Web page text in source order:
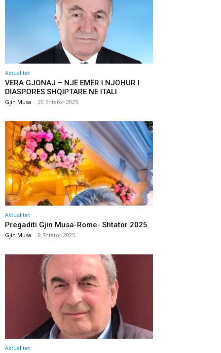
Aktualitet
VERA GJONAJ – NJË EMËR I NJOHUR I
DIASPORËS SHQIPTARE NË ITALI
Gjin Musa - 20 Shtator 2025
Aktualitet
Pregaditi Gjin Musa-Rome- Shtator 2025
Gjin Musa - 8 Shtator 2025
Aktualitet